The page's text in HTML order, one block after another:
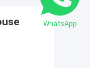
WhatsApp